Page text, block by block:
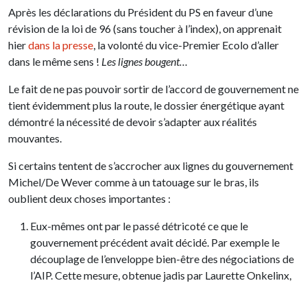
Après les déclarations du Président du PS en faveur d’une
révision de la loi de 96 (sans toucher à l’index), on apprenait
hierdans la presse, la volonté du vice-Premier Ecolo d’aller
dans le même sens ! Les lignes bougent…
Le fait de ne pas pouvoir sortir de l’accord de gouvernement ne
tient évidemment plus la route, le dossier énergétique ayant
démontré la nécessité de devoir s’adapter aux réalités
mouvantes.
Si certains tentent de s’accrocher aux lignes du gouvernement
Michel/De Wever comme à un tatouage sur le bras, ils
oublient deux choses importantes :
Eux-mêmes ont par le passé détricoté ce que le
gouvernement précédent avait décidé. Par exemple le
découplage de l’enveloppe bien-être des négociations de
l’AIP. Cette mesure, obtenue jadis par Laurette Onkelinx,